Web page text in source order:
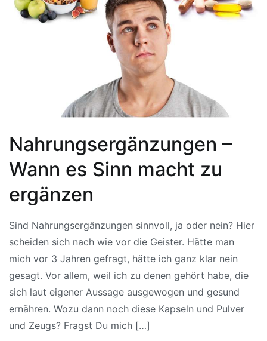
Nahrungsergänzungen –
Wann es Sinn macht zu
ergänzen
Sind Nahrungsergänzungen sinnvoll, ja oder nein? Hier
scheiden sich nach wie vor die Geister. Hätte man
mich vor 3 Jahren gefragt, hätte ich ganz klar nein
gesagt. Vor allem, weil ich zu denen gehört habe, die
sich laut eigener Aussage ausgewogen und gesund
ernähren. Wozu dann noch diese Kapseln und Pulver
und Zeugs? Fragst Du mich […]